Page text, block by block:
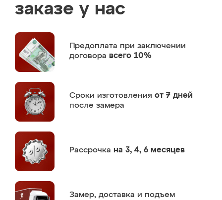
заказе у нас
Предоплата при заключении
договора всего 10%
Сроки изготовления от 7 дней
после замера
Рассрочка на 3, 4, 6 месяцев
Замер, доставка и подъем